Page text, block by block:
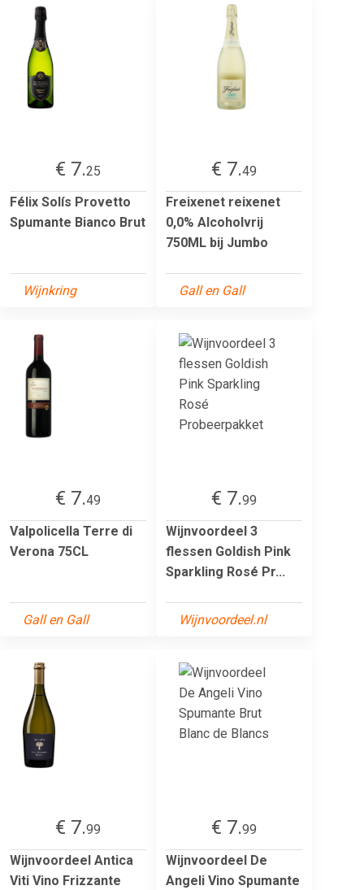
€ 7.25
Félix Solís Provetto
Spumante Bianco Brut
Wijnkring
€ 7.49
Freixenet reixenet
0,0% Alcoholvrij
750ML bij Jumbo
Gall en Gall
€ 7.49
Valpolicella Terre di
Verona 75CL
Gall en Gall
€ 7.99
Wijnvoordeel 3
flessen Goldish Pink
Sparkling Rosé Pr...
Wijnvoordeel.nl
€ 7.99
Wijnvoordeel Antica
Viti Vino Frizzante
€ 7.99
Wijnvoordeel De
Angeli Vino Spumante